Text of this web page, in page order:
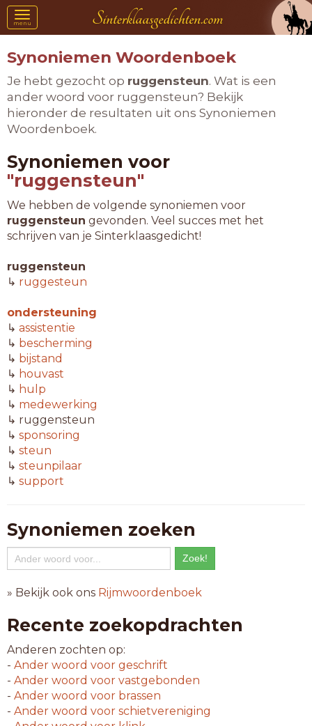
Toggle
navigation
menu
Synoniemen Woordenboek
Je hebt gezocht op ruggensteun. Wat is een
ander woord voor ruggensteun? Bekijk
hieronder de resultaten uit ons Synoniemen
Woordenboek.
Synoniemen voor
"ruggensteun"
We hebben de volgende synoniemen voor
ruggensteun gevonden. Veel succes met het
schrijven van je Sinterklaasgedicht!
ruggensteun
↳ ruggesteun
ondersteuning
↳ assistentie
↳ bescherming
↳ bijstand
↳ houvast
↳ hulp
↳ medewerking
↳ ruggensteun
↳ sponsoring
↳ steun
↳ steunpilaar
↳ support
Synoniemen zoeken
» Bekijk ook ons Rijmwoordenboek
Recente zoekopdrachten
Anderen zochten op:
- Ander woord voor geschrift
- Ander woord voor vastgebonden
- Ander woord voor brassen
- Ander woord voor schietvereniging